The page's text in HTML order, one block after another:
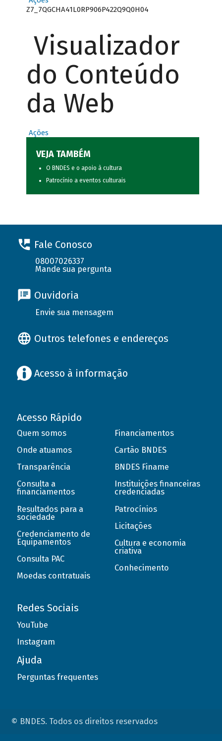
Z7_7QGCHA41L0RP906P422Q9Q0H04
Visualizador
do Conteúdo
da Web
Ações
VEJA TAMBÉM
O BNDES e o apoio à cultura
Patrocínio a eventos culturais
Fale Conosco
08007026337
Mande sua pergunta
Ouvidoria
Envie sua mensagem
Outros telefones e endereços
Acesso à informação
Acesso Rápido
Quem somos
Onde atuamos
Transparência
Consulta a
financiamentos
Resultados para a
sociedade
Credenciamento de
Equipamentos
Consulta PAC
Moedas contratuais
Financiamentos
Cartão BNDES
BNDES Finame
Instituições financeiras
credenciadas
Patrocínios
Licitações
Cultura e economia
criativa
Conhecimento
Redes Sociais
YouTube
Instagram
Ajuda
Perguntas frequentes
© BNDES. Todos os direitos reservados